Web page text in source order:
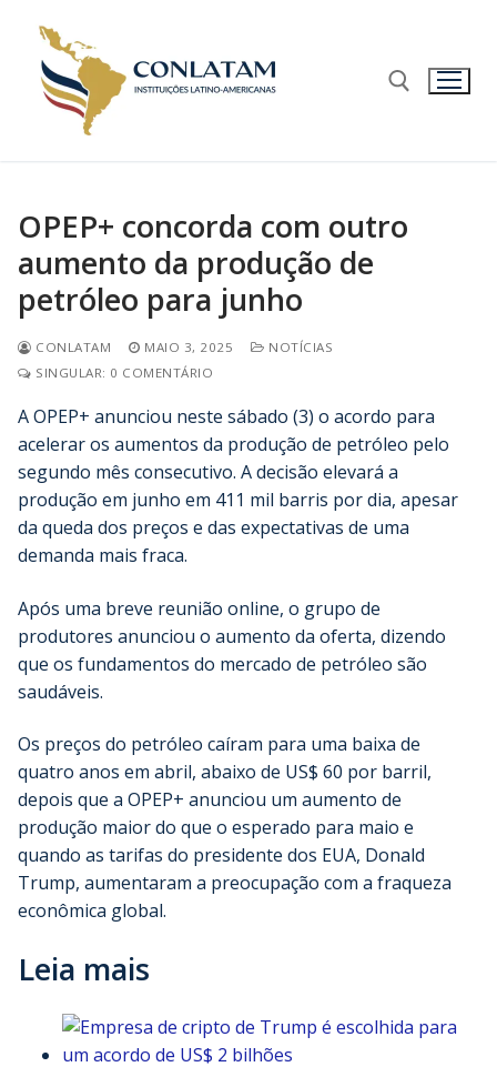
OPEP+ concorda com outro
aumento da produção de
petróleo para junho
CONLATAM MAIO 3, 2025
NOTÍCIAS
SINGULAR: 0 COMENTÁRIO
A OPEP+ anunciou neste sábado (3) o acordo para
acelerar os aumentos da produção de petróleo pelo
segundo mês consecutivo. A decisão elevará a
produção em junho em 411 mil barris por dia, apesar
da queda dos preços e das expectativas de uma
demanda mais fraca.
Após uma breve reunião online, o grupo de
produtores anunciou o aumento da oferta, dizendo
que os fundamentos do mercado de petróleo são
saudáveis.
Os preços do petróleo caíram para uma baixa de
quatro anos em abril, abaixo de US$ 60 por barril,
depois que a OPEP+ anunciou um aumento de
produção maior do que o esperado para maio e
quando as tarifas do presidente dos EUA, Donald
Trump, aumentaram a preocupação com a fraqueza
econômica global.
Leia mais